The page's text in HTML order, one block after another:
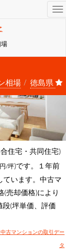
相場
徳島県
住宅・共同住宅)
/坪)です。１年前
ています。中古マ
(売却価格)により
(坪単価、評価
中古マンションの取引デー
タ